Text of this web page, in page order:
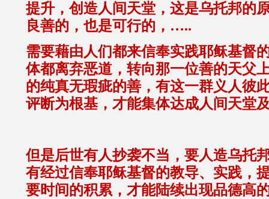
提升，创造人间天堂，这是乌托邦的
良善的，也是可行的，…..
需要藉由人们都来信奉实践耶稣基督
体都离弃恶道，转向那一位善的天父
的纯真无瑕疵的善，有这一群义人彼
评断为根基，才能集体达成人间天堂
但是后世有人抄袭不当，要人造乌托
有经过信奉耶稣基督的教导、实践，
要时间的积累，才能陆续出现品德高